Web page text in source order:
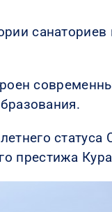
статуса
престижа